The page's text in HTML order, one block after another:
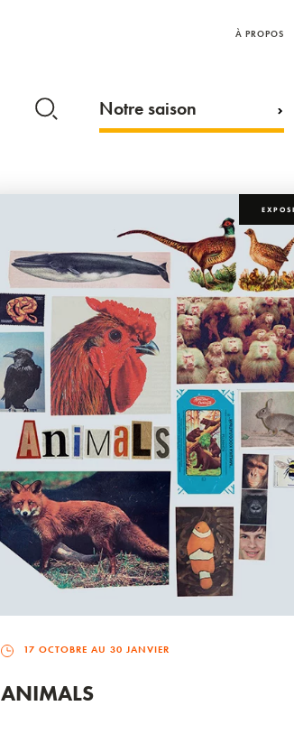
À PROPOS
Notre saison
17 OCTOBRE AU 30 JANVIER
ANIMALS